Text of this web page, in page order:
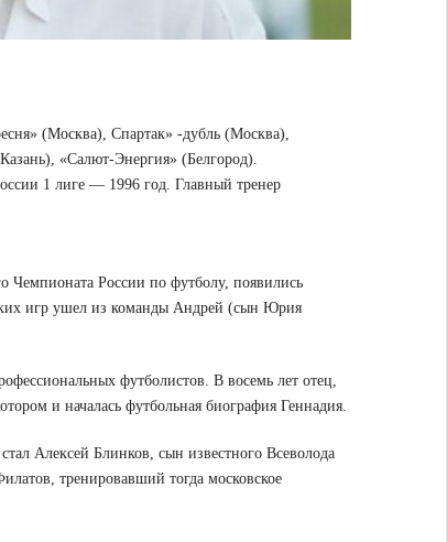
(Москва), Спартак» -дубль (Москва),
«Салют-Энергия» (Белгород).
1 лиге — 1996 год. Главный тренер
Чемпионата России по футболу, появились
игр ушел из команды Андрей (сын Юрия
футболистов. В восемь лет отец,
и началась футбольная биография Геннадия.
Алексей Блинков, сын известного Всеволода
тренировавший тогда московское